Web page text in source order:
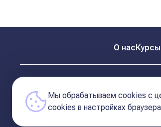
О нас
11-ый Дом© 2026 Школа
Мы обрабатываем cookies с
сookies в настройках